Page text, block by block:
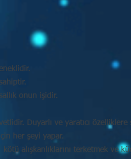
onun işidir.
Duyarlı ve yaratıcı özelliklere
her şeyi yapar.
alışkanlıklarını terketmek ve